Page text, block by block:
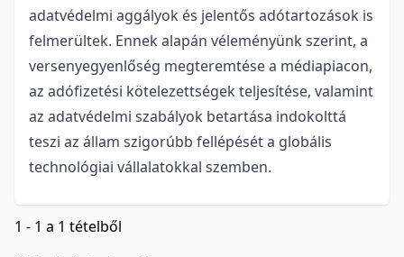
adatvédelmi aggályok és jelentős adótartozások is
felmerültek. Ennek alapán véleményünk szerint, a
versenyegyenlőség megteremtése a médiapiacon,
az adófizetési kötelezettségek teljesítése, valamint
az adatvédelmi szabályok betartása indokolttá
teszi az állam szigorúbb fellépését a globális
technológiai vállalatokkal szemben.
1 - 1 a 1 tételből